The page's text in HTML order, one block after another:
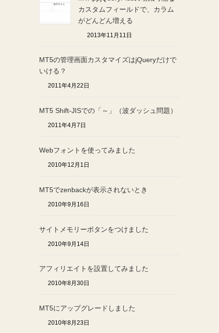
カスタムフィールドで、カラム
がどんどん増える
2013年11月11日
MT5の管理画面カスタマイズはjQueryだけで
いける？
2011年4月22日
MT5 Shift-JISでの「～」（波ダッシュ問題）
2011年4月7日
Webフォントを使ってみました
2010年12月1日
MT5でzenbackが表示されないとき
2010年9月16日
サイトメモリーボタンをつけました
2010年9月14日
アフィリエイトを設置してみました
2010年8月30日
MT5にアップグレードしました
2010年8月23日